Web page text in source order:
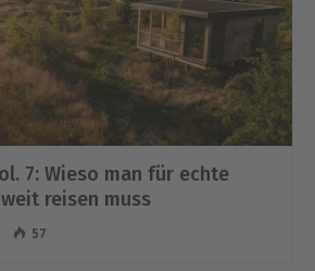
7: Wieso man für echte
reisen muss
57